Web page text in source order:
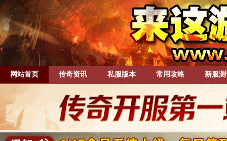
网站首页 传奇资讯 私服版本 常用攻略 新服